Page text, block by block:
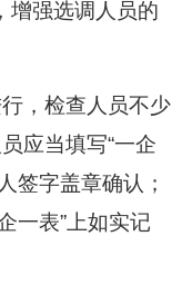
增强选调人员的
，检查人员不少
应当填写“一企
签字盖章确认；
一表”上如实记